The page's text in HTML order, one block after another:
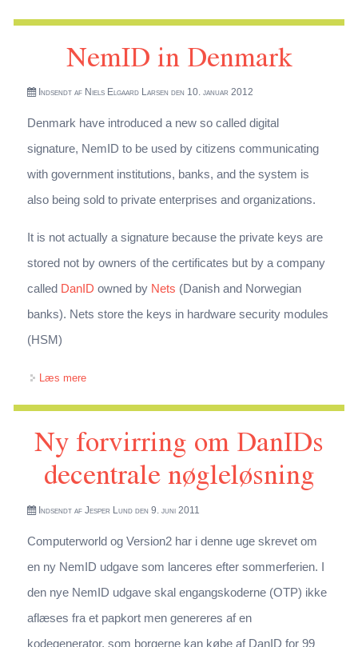
160 om Offentlig Digital Post
NemID in Denmark
Indsendt af Niels Elgaard Larsen den 10. januar 2012
Denmark have introduced a new so called digital
signature, NemID to be used by citizens communicating
with government institutions, banks, and the system is
also being sold to private enterprises and organizations.
It is not actually a signature because the private keys are
stored not by owners of the certificates but by a company
called DanID owned by Nets (Danish and Norwegian
banks). Nets store the keys in hardware security modules
(HSM)
Læs mereom NemID in Denmark
Ny forvirring om DanIDs
decentrale nøgleløsning
Indsendt af Jesper Lundden 9. juni 2011
Computerworld og Version2 har i denne uge skrevet om
en ny NemID udgave som lanceres efter sommerferien. I
den nye NemID udgave skal engangskoderne (OTP) ikke
aflæses fra et papkort men genereres af en
kodegenerator, som borgerne kan købe af DanID for 99